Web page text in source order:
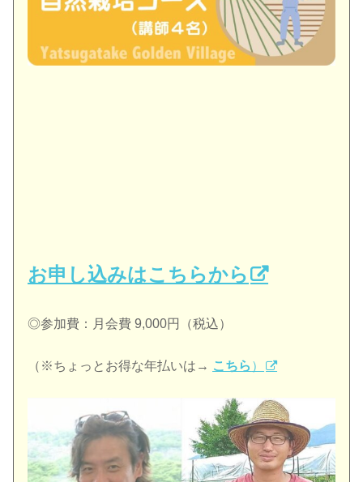
お申し込みはこちらから
◎参加費：月会費 9,000円（税込）
（※ちょっとお得な年払いは→ こちら ）